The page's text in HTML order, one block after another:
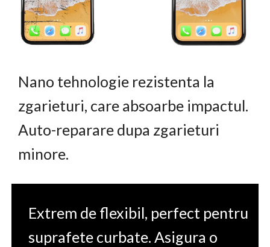
Nano tehnologie rezistenta la
zgarieturi, care absoarbe impactul.
Auto-reparare dupa zgarieturi
minore.
Extrem de flexibil, perfect pentru
suprafete curbate. Asigura o